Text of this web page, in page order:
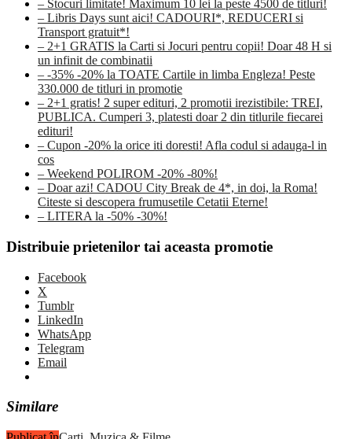
– Stocuri limitate! Maximum 10 lei la peste 4500 de titluri!
– Libris Days sunt aici! CADOURI*, REDUCERI si
Transport gratuit*!
– 2+1 GRATIS la Carti si Jocuri pentru copii! Doar 48 H si
un infinit de combinatii
– -35% -20% la TOATE Cartile in limba Engleza! Peste
330.000 de titluri in promotie
– 2+1 gratis! 2 super edituri, 2 promotii irezistibile: TREI,
PUBLICA. Cumperi 3, platesti doar 2 din titlurile fiecarei
edituri!
– Cupon -20% la orice iti doresti! Afla codul si adauga-l in
cos
– Weekend POLIROM -20% -80%!
– Doar azi! CADOU City Break de 4*, in doi, la Roma!
Citeste si descopera frumusetile Cetatii Eterne!
– LITERA la -50% -30%!
Distribuie prietenilor tai aceasta promotie
Facebook
X
Tumblr
LinkedIn
WhatsApp
Telegram
Email
Similare